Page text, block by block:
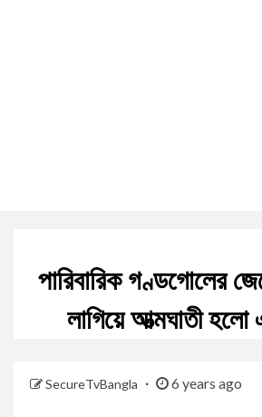
পারিবারিক গণ্ডগোলের
লাগিয়ে আত্মঘাতী
SecureTvBangla 6 years ago